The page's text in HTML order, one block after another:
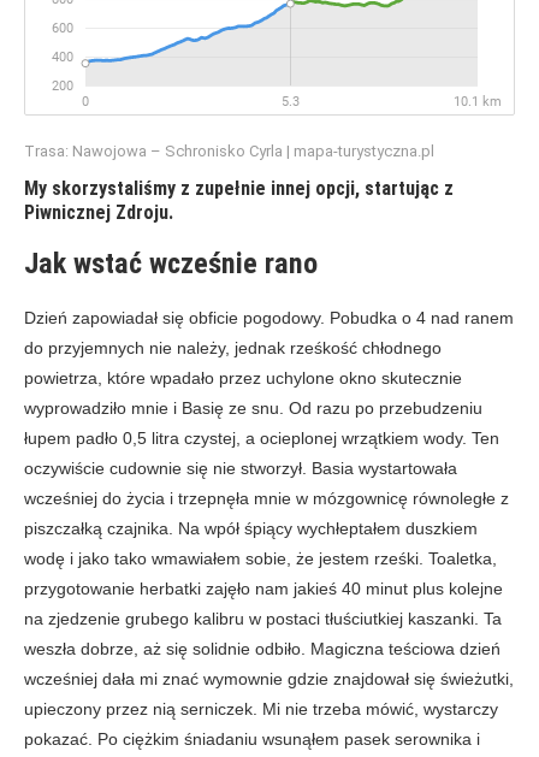
Trasa: Nawojowa – Schronisko Cyrla | mapa-turystyczna.pl
My skorzystaliśmy z zupełnie innej opcji, startując z
Piwnicznej Zdroju.
Jak wstać wcześnie rano
Dzień zapowiadał się obficie pogodowy. Pobudka o 4 nad ranem
do przyjemnych nie należy, jednak rześkość chłodnego
powietrza, które wpadało przez uchylone okno skutecznie
wyprowadziło mnie i Basię ze snu. Od razu po przebudzeniu
łupem padło 0,5 litra czystej, a ocieplonej wrzątkiem wody. Ten
oczywiście cudownie się nie stworzył. Basia wystartowała
wcześniej do życia i trzepnęła mnie w mózgownicę równoległe z
piszczałką czajnika. Na wpół śpiący wychłeptałem duszkiem
wodę i jako tako wmawiałem sobie, że jestem rześki. Toaletka,
przygotowanie herbatki zajęło nam jakieś 40 minut plus kolejne
na zjedzenie grubego kalibru w postaci tłuściutkiej kaszanki. Ta
weszła dobrze, aż się solidnie odbiło. Magiczna teściowa dzień
wcześniej dała mi znać wymownie gdzie znajdował się świeżutki,
upieczony przez nią serniczek. Mi nie trzeba mówić, wystarczy
pokazać. Po ciężkim śniadaniu wsunąłem pasek serownika i